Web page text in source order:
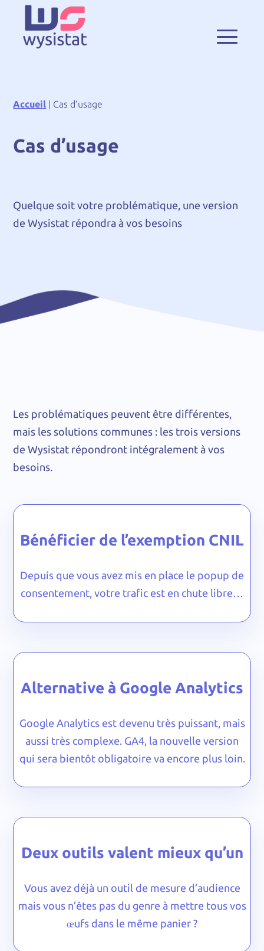
Accueil | Cas d’usage
Cas d’usage
Quelque soit votre problématique, une version
de Wysistat répondra à vos besoins
Les problématiques peuvent être différentes,
mais les solutions communes : les trois versions
de Wysistat répondront intégralement à vos
besoins.
Bénéficier de l’exemption CNIL
Depuis que vous avez mis en place le popup de
consentement, votre trafic est en chute libre…
Alternative à Google Analytics
Google Analytics est devenu très puissant, mais
aussi très complexe. GA4, la nouvelle version
qui sera bientôt obligatoire va encore plus loin.
Deux outils valent mieux qu’un
Vous avez déjà un outil de mesure d’audience
mais vous n’êtes pas du genre à mettre tous vos
œufs dans le même panier ?